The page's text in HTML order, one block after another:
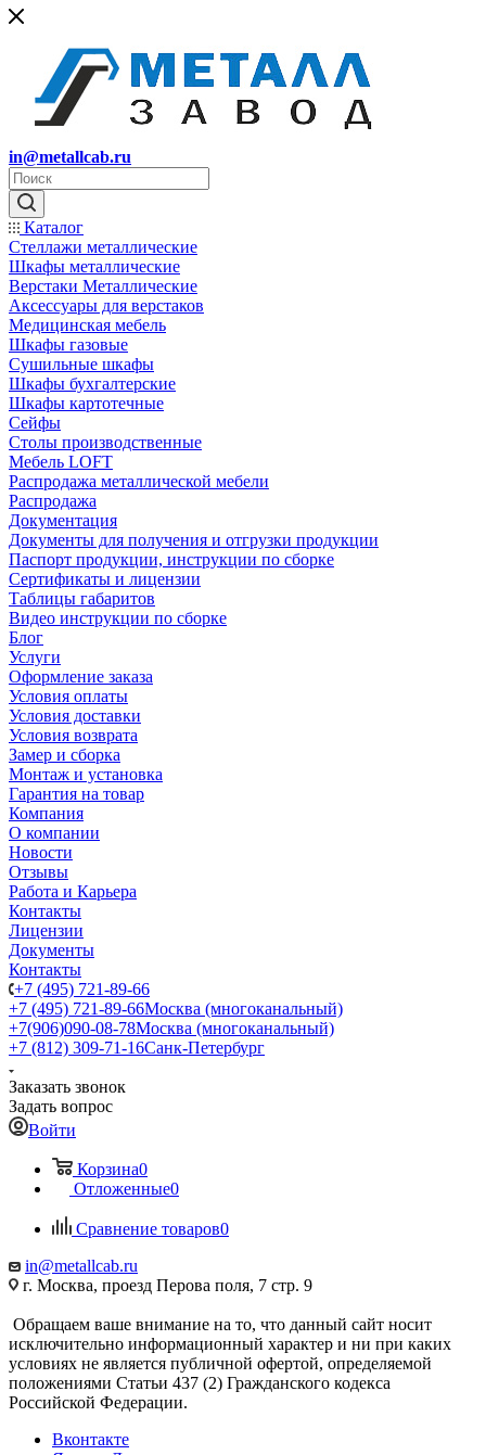
in@metallcab.ru
Каталог
Стеллажи металлические
Шкафы металлические
Верстаки Металлические
Аксессуары для верстаков
Медицинская мебель
Шкафы газовые
Сушильные шкафы
Шкафы бухгалтерские
Шкафы картотечные
Сейфы
Столы производственные
Мебель LOFT
Распродажа металлической мебели
Распродажа
Документация
Документы для получения и отгрузки продукции
Паспорт продукции, инструкции по сборке
Сертификаты и лицензии
Таблицы габаритов
Видео инструкции по сборке
Блог
Услуги
Оформление заказа
Условия оплаты
Условия доставки
Условия возврата
Замер и сборка
Монтаж и установка
Гарантия на товар
Компания
О компании
Новости
Отзывы
Работа и Карьера
Контакты
Лицензии
Документы
Контакты
+7 (495) 721-89-66
+7 (495) 721-89-66Москва (многоканальный)
+7(906)090-08-78Москва (многоканальный)
+7 (812) 309-71-16Санк-Петербург
Заказать звонок
Задать вопрос
Войти
Корзина0
Отложенные0
Сравнение товаров0
in@metallcab.ru
г. Москва, проезд Перова поля, 7 стр. 9
Обращаем ваше внимание на то, что данный сайт носит
исключительно информационный характер и ни при каких
условиях не является публичной офертой, определяемой
положениями Статьи 437 (2) Гражданского кодекса
Российской Федерации.
Вконтакте